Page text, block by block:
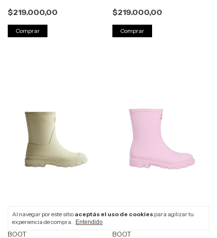
Al navegar por este sitio aceptás el uso de cookies para agilizar tu
experiencia de compra.
Entendido
$219.000,00
Comprar
$219.000,00
Comprar
UNISEX DOWNPOUR SHORT
BOOT
BOOT